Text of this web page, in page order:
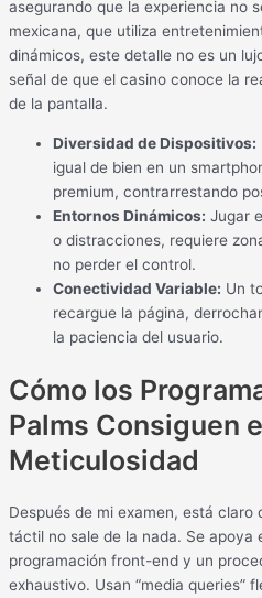
asegurando que la experiencia no
mexicana, que utiliza
dinámicos, este detalle no es un
señal de que el casino conoce la
de la pantalla.
Diversidad de Dispositivos:
igual de bien en un
premium, contrarrestando
Entornos Dinámicos: Jugar
o distracciones, requiere
no perder el control.
Conectividad Variable: Un
recargue la página,
la paciencia del usuario.
Cómo los
Palms Consiguen
Meticulosidad
Después de mi examen, está
táctil no sale de la nada. Se apoya
programación front-end y un
exhaustivo. Usan “media queries”